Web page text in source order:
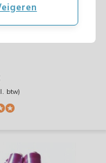
voor refillrollen
btw)